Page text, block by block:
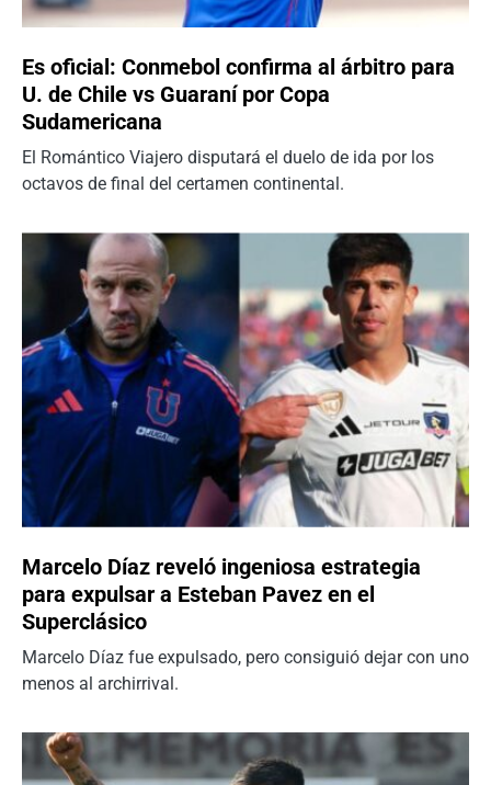
Es oficial: Conmebol confirma al árbitro para
U. de Chile vs Guaraní por Copa
Sudamericana
El Romántico Viajero disputará el duelo de ida por los
octavos de final del certamen continental.
Marcelo Díaz reveló ingeniosa estrategia
para expulsar a Esteban Pavez en el
Superclásico
Marcelo Díaz fue expulsado, pero consiguió dejar con uno
menos al archirrival.